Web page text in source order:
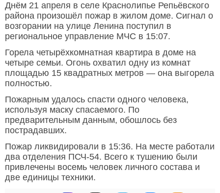
Днём 21 апреля в селе Краснолипье Репьёвского
района произошёл пожар в жилом доме. Сигнал о
возгорании на улице Ленина поступил в
региональное управление МЧС в 15:07.
Горела четырёхкомнатная квартира в доме на
четыре семьи. Огонь охватил одну из комнат
площадью 15 квадратных метров — она выгорела
полностью.
Пожарным удалось спасти одного человека,
используя маску спасаемого. По
предварительным данным, обошлось без
пострадавших.
Пожар ликвидировали в 15:36. На месте работали
два отделения ПСЧ-54. Всего к тушению были
привлечены восемь человек личного состава и
две единицы техники.